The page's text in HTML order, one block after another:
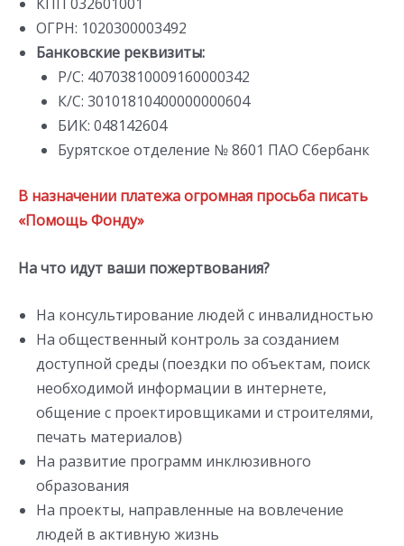
ОГРН: 1020300003492
Банковские реквизиты:
Р/С: 40703810009160000342
К/С: 30101810400000000604
БИК: 048142604
Бурятское отделение № 8601 ПАО Сбербанк
В назначении платежа огромная просьба писать
«Помощь Фонду»
На что идут ваши пожертвования?
На консультирование людей с инвалидностью
На общественный контроль за созданием
доступной среды (поездки по объектам, поиск
необходимой информации в интернете,
общение с проектировщиками и строителями,
печать материалов)
На развитие программ инклюзивного
образования
На проекты, направленные на вовлечение
людей в активную жизнь